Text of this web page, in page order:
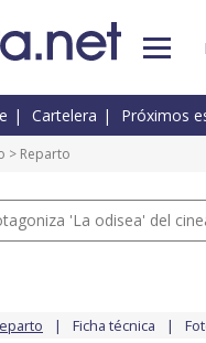
Cartelera Próximos
> Reparto
'La odisea' del
Ficha técnica